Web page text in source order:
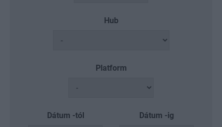
Hub
Platform
Dátum -tól Dátum -ig